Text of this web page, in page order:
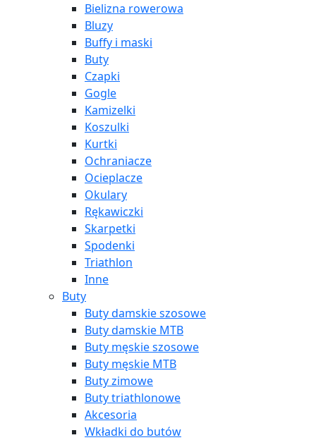
Bielizna rowerowa
Bluzy
Buffy i maski
Buty
Czapki
Gogle
Kamizelki
Koszulki
Kurtki
Ochraniacze
Ocieplacze
Okulary
Rękawiczki
Skarpetki
Spodenki
Triathlon
Inne
Buty
Buty damskie szosowe
Buty damskie MTB
Buty męskie szosowe
Buty męskie MTB
Buty zimowe
Buty triathlonowe
Akcesoria
Wkładki do butów